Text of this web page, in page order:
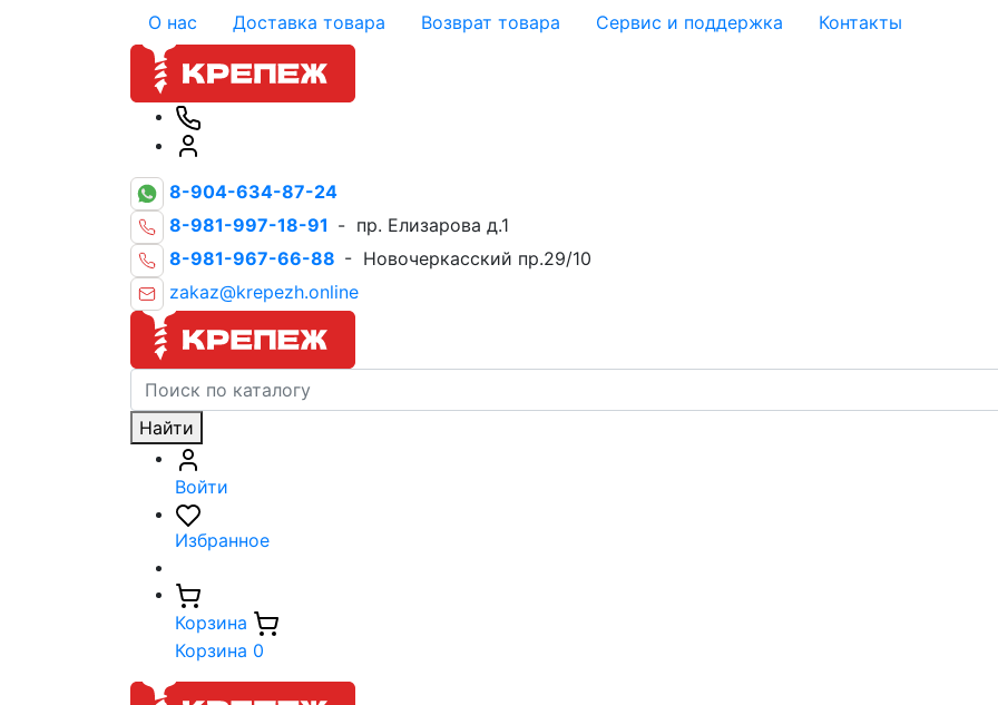
О нас Доставка товара Возврат товара Сервис и поддержка Контакты
8-904-634-87-24
8-981-997-18-91 - пр. Елизарова д.1
8-981-967-66-88 - Новочеркасский пр.29/10
zakaz@krepezh.online
Найти
Войти
Избранное
Корзина
Корзина 0